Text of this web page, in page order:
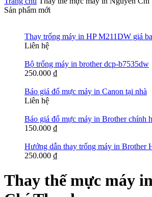
Sản phẩm mới
Thay trống máy in HP M211DW giá
Liên hệ
Bộ trống máy in brother dcp-b7535dw
250.000 ₫
Báo giá đổ mực máy in Canon tại nhà
Liên hệ
Báo giá đổ mực máy in Brother chính
150.000 ₫
Hướng dẫn thay trống máy in Brother
250.000 ₫
Thay thế mực máy